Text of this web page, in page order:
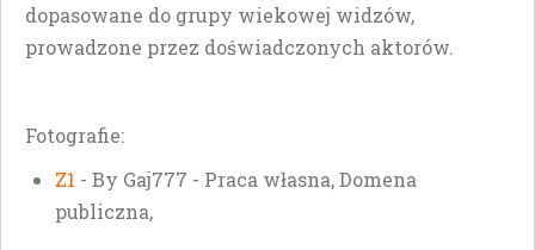
dopasowane do grupy wiekowej widzów,
prowadzone przez doświadczonych aktorów.
Fotografie:
Z1 - By Gaj777 - Praca własna, Domena
publiczna,